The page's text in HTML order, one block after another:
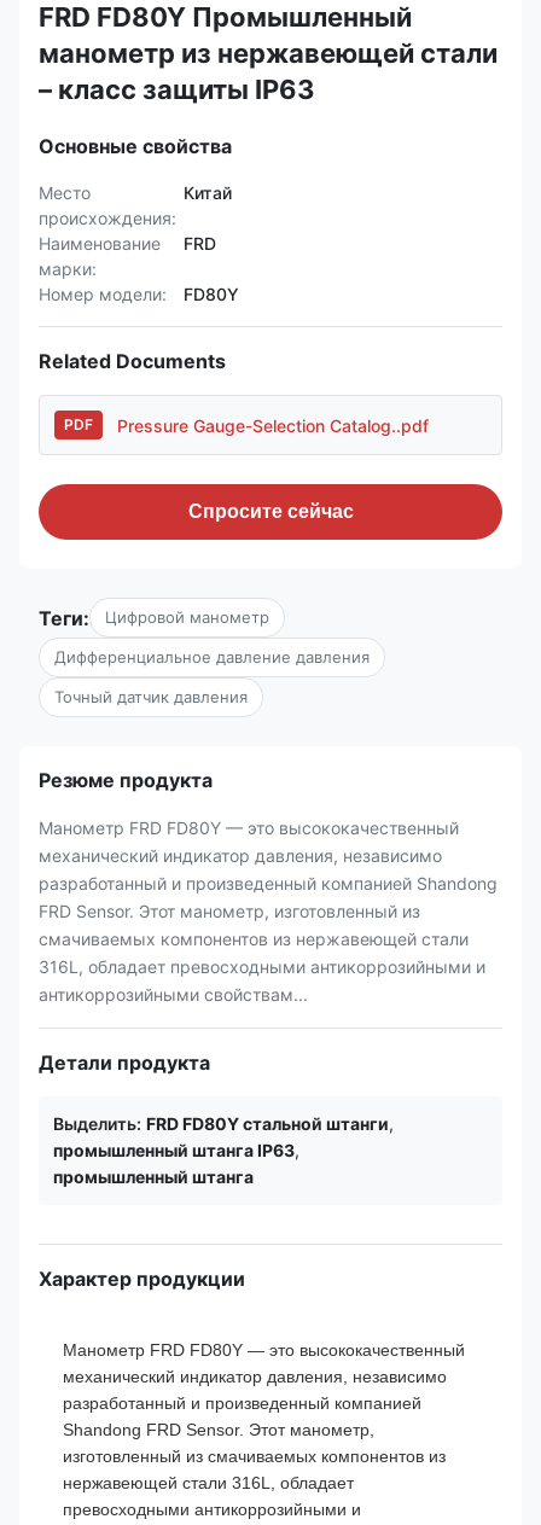
FRD FD80Y Промышленный
манометр из нержавеющей стали
– класс защиты IP63
Основные свойства
Место
происхождения:
Китай
Наименование
марки:
FRD
Номер модели: FD80Y
Related Documents
PDF Pressure Gauge-Selection Catalog..pdf
Спросите сейчас
Теги: Цифровой манометр
Дифференциальное давление давления
Точный датчик давления
Резюме продукта
Манометр FRD FD80Y — это высококачественный
механический индикатор давления, независимо
разработанный и произведенный компанией Shandong
FRD Sensor. Этот манометр, изготовленный из
смачиваемых компонентов из нержавеющей стали
316L, обладает превосходными антикоррозийными и
антикоррозийными свойствам...
Детали продукта
Выделить: FRD FD80Y стальной штанги,
промышленный штанга IP63,
промышленный штанга
Характер продукции
Манометр FRD FD80Y — это высококачественный
механический индикатор давления, независимо
разработанный и произведенный компанией
Shandong FRD Sensor. Этот манометр,
изготовленный из смачиваемых компонентов из
нержавеющей стали 316L, обладает
превосходными антикоррозийными и